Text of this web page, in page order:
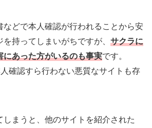
などで本人確認が行われることから安
持ってしまいがちですが、 サクラに
にあった方がいるのも事実です。
確認すら行わない悪質なサイトも存
しまうと、他のサイトを紹介された